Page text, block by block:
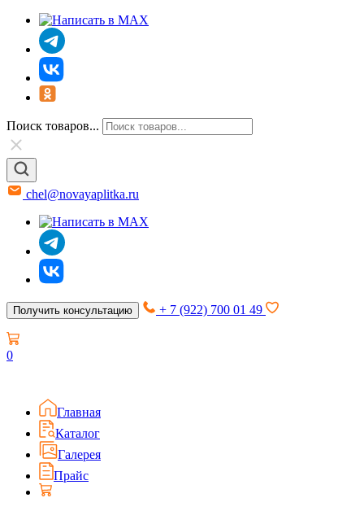
Поиск товаров...
chel@novayaplitka.ru
Получить консультацию + 7 (922) 700 01 49
0
Главная
Каталог
Галерея
Прайс